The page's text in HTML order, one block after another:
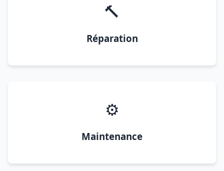
🔨
Réparation
⚙️
Maintenance